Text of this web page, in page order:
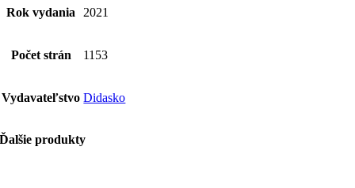
Rok vydania 2021
Počet strán 1153
Vydavateľstvo Didasko
Ďalšie produkty